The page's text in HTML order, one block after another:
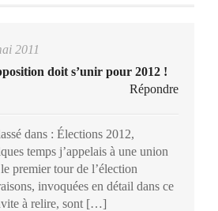
2011
doit s’unir pour 2012 !
Répondre
dans : Élections 2012,
temps j’appelais à une union
premier tour de l’élection
invoquées en détail dans ce
à relire, sont […]